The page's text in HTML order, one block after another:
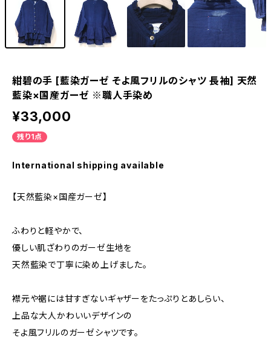
紺碧の手 [藍染ガーゼ そよ風フリルのシャツ 長袖] 天然
藍染×国産ガーゼ ※職人手染め
¥33,000
残り1点
International shipping available
【天然藍染×国産ガーゼ】
ふわりと軽やかで、
優しい肌ざわりのガーゼ生地を
天然藍染で丁寧に染め上げました。
襟元や裾には甘すぎないギャザーをたっぷりとあしらい、
上品な大人かわいいデザインの
そよ風フリルのガーゼシャツです。